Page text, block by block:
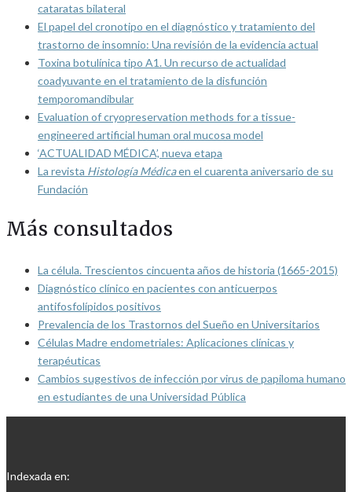
cataratas bilateral
El papel del cronotipo en el diagnóstico y tratamiento del
trastorno de insomnio: Una revisión de la evidencia actual
Toxina botulínica tipo A1. Un recurso de actualidad
coadyuvante en el tratamiento de la disfunción
temporomandibular
Evaluation of cryopreservation methods for a tissue-
engineered artificial human oral mucosa model
‘ACTUALIDAD MÉDICA’, nueva etapa
La revista Histología Médicaen el cuarenta aniversario de su
Fundación
Más consultados
La célula. Trescientos cincuenta años de historia (1665-2015)
Diagnóstico clínico en pacientes con anticuerpos
antifosfolípidos positivos
Prevalencia de los Trastornos del Sueño en Universitarios
Células Madre endometriales: Aplicaciones clínicas y
terapéuticas
Cambios sugestivos de infección por virus de papiloma humano
en estudiantes de una Universidad Pública
Indexada en: